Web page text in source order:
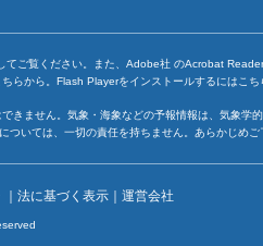
てご覧ください。また、Adobe社 のAcrobat
ちらから。Flash Playerをインストールするには こち
きません。気象・海象などの予報情報は、気象
ついては、一切の責任を持ちません。あらかじめ
｜ 法に基づく表示 ｜ 運営会社